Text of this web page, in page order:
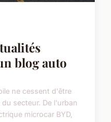
blog auto
ne cessent d'être
secteur. De l'urban
microcar BYD,